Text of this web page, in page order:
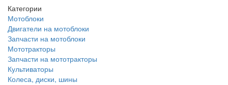
Категории
Мотоблоки
Двигатели на мотоблоки
Запчасти на мотоблоки
Мототракторы
Запчасти на мототракторы
Культиваторы
Колеса, диски, шины